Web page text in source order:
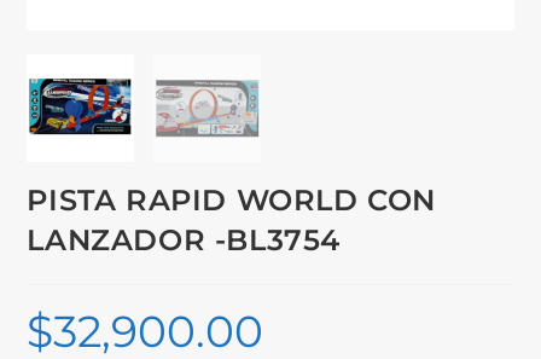
PISTA RAPID WORLD CON
LANZADOR -BL3754
$32,900.00